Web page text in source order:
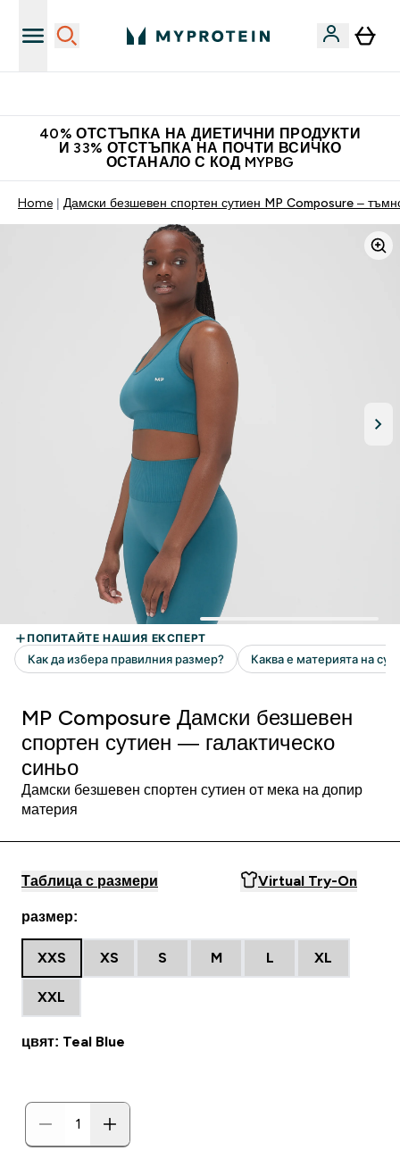
40% ОТСТЪПКА НА ДИЕТИЧНИ ПРОДУКТИ
И 33% ОТСТЪПКА НА ПОЧТИ ВСИЧКО
ОСТАНАЛО С КОД MYPBG
Home Дамски безшевен спортен сутиен MP Composure –
MP Composure Дамски безшевен
спортен сутиен — галактическо
синьо
Дамски безшевен спортен сутиен от мека на допир
материя
Таблица с размери Virtual Try-On
размер:
XXS XS S M L XL
XXL
цвят: Teal Blue